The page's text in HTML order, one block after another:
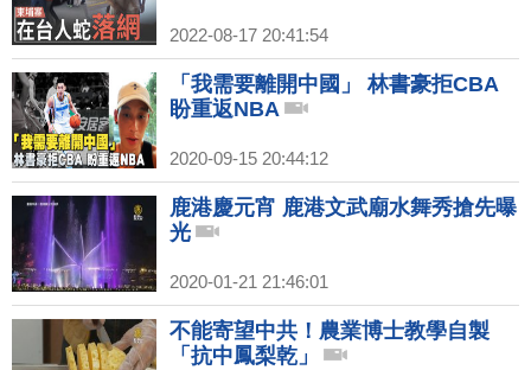
2022-08-17 20:41:54
「我需要離開中國」 林書豪拒CBA
盼重返NBA
2020-09-15 20:44:12
鹿港慶元宵 鹿港文武廟水舞秀搶先曝
光
2020-01-21 21:46:01
不能寄望中共！農業博士教學自製
「抗中鳳梨乾」